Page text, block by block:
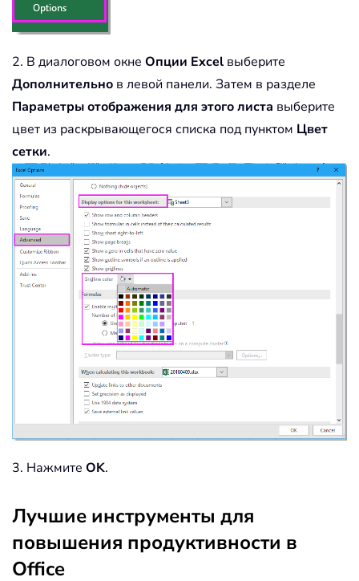
2. В диалоговом окне Опции Excel выберите
Дополнительно в левой панели. Затем в разделе
Параметры отображения для этого листа выберите
цвет из раскрывающегося списка под пунктом Цвет
сетки.
3. Нажмите OK.
Лучшие инструменты для
повышения продуктивности в
Office